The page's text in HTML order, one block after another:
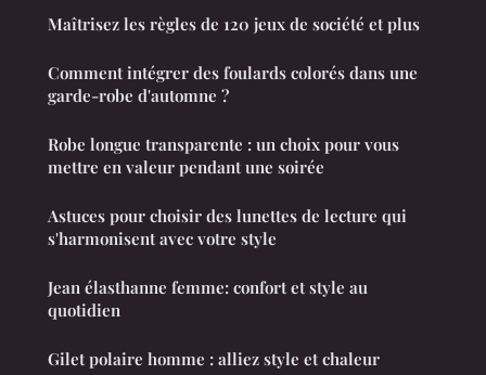
Maîtrisez les règles de 120 jeux de société et plus
Comment intégrer des foulards colorés dans une
garde-robe d'automne ?
Robe longue transparente : un choix pour vous
mettre en valeur pendant une soirée
Astuces pour choisir des lunettes de lecture qui
s'harmonisent avec votre style
Jean élasthanne femme: confort et style au
quotidien
Gilet polaire homme : alliez style et chaleur